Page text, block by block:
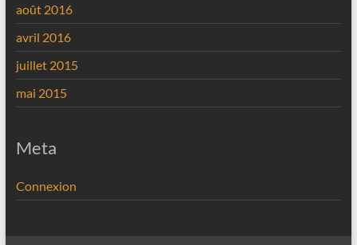
août 2016
avril 2016
juillet 2015
mai 2015
Meta
Connexion